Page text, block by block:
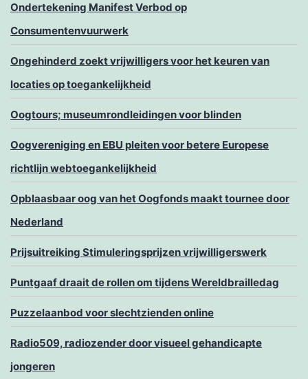
Ondertekening Manifest Verbod op
Consumentenvuurwerk
Ongehinderd zoekt vrijwilligers voor het keuren van
locaties op toegankelijkheid
Oogtours; museumrondleidingen voor blinden
Oogvereniging en EBU pleiten voor betere Europese
richtlijn webtoegankelijkheid
Opblaasbaar oog van het Oogfonds maakt tournee door
Nederland
Prijsuitreiking Stimuleringsprijzen vrijwilligerswerk
Puntgaaf draait de rollen om tijdens Wereldbrailledag
Puzzelaanbod voor slechtzienden online
Radio509, radiozender door visueel gehandicapte
jongeren